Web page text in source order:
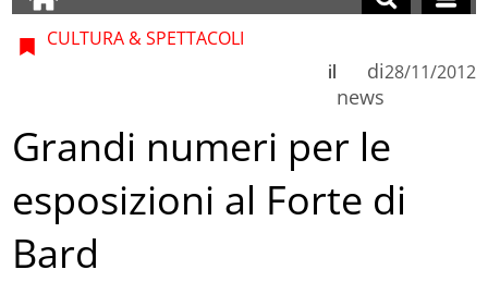
CULTURA & SPETTACOLI
di
news
il 28/11/2012
Grandi numeri per le
esposizioni al Forte di
Bard